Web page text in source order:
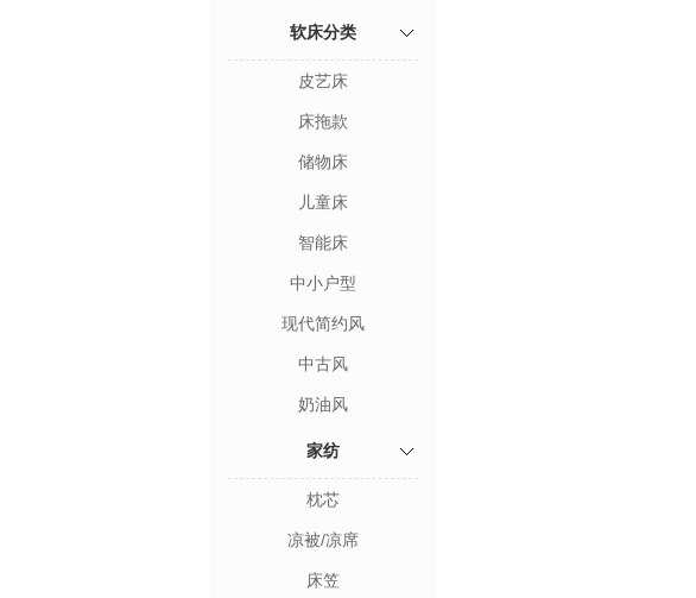
软床分类
皮艺床
床拖款
储物床
儿童床
智能床
中小户型
现代简约风
中古风
奶油风
家纺
枕芯
凉被/凉席
床笠